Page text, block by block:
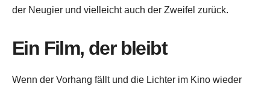
der Neugier und vielleicht auch der Zweifel zurück.
Ein Film, der bleibt
Wenn der Vorhang fällt und die Lichter im Kino wieder